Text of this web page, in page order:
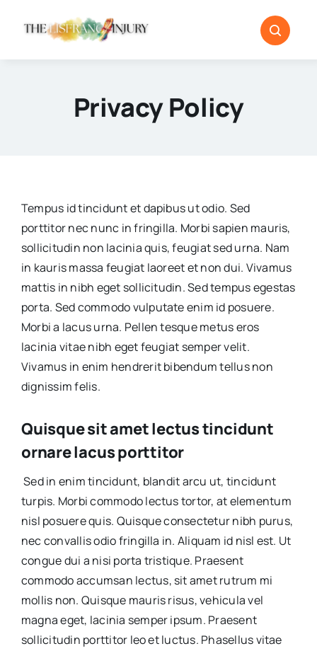
Privacy Policy
Tempus id tincidunt et dapibus ut odio. Sed
porttitor nec nunc in fringilla. Morbi sapien mauris,
sollicitudin non lacinia quis, feugiat sed urna. Nam
in kauris massa feugiat laoreet et non dui. Vivamus
mattis in nibh eget sollicitudin. Sed tempus egestas
porta. Sed commodo vulputate enim id posuere.
Morbi a lacus urna. Pellen tesque metus eros
lacinia vitae nibh eget feugiat semper velit.
Vivamus in enim hendrerit bibendum tellus non
dignissim felis.
Quisque sit amet lectus tincidunt
ornare lacus porttitor
Sed in enim tincidunt, blandit arcu ut, tincidunt
turpis. Morbi commodo lectus tortor, at elementum
nisl posuere quis. Quisque consectetur nibh purus,
nec convallis odio fringilla in. Aliquam id nisl est. Ut
congue dui a nisi porta tristique. Praesent
commodo accumsan lectus, sit amet rutrum mi
mollis non. Quisque mauris risus, vehicula vel
magna eget, lacinia semper ipsum. Praesent
sollicitudin porttitor leo et luctus. Phasellus vitae